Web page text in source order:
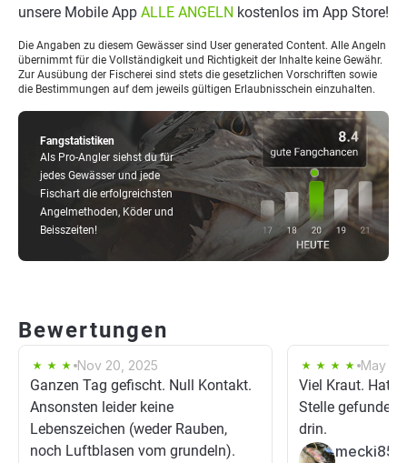
Fangstatistiken
Als Pro-Angler siehst du für
jedes Gewässer und jede
Fischart die erfolgreichsten
Angelmethoden, Köder und
Beisszeiten!
unsere Mobile App ALLE ANGELN kostenlos im App Store!
Die Angaben zu diesem Gewässer sind User generated Content. Alle Angeln
übernimmt für die Vollständigkeit und Richtigkeit der Inhalte keine Gewähr.
Zur Ausübung der Fischerei sind stets die gesetzlichen Vorschriften sowie
die Bestimmungen auf dem jeweils gültigen Erlaubnisschein einzuhalten.
Bewertungen
Nov 20, 2025
Ganzen Tag gefischt. Null Kontakt.
Ansonsten leider keine
Lebenszeichen (weder Rauben,
noch Luftblasen vom grundeln).
May
Viel Kraut. Hat
Stelle
drin.
mecki85